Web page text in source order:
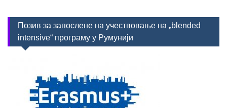
Позив за запослене на учествовање на „blended
intensive“ програму у Румунији